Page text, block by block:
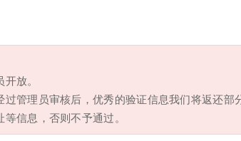
放。
管理员审核后，优秀的验证信息我们将返还部
信息，否则不予通过。